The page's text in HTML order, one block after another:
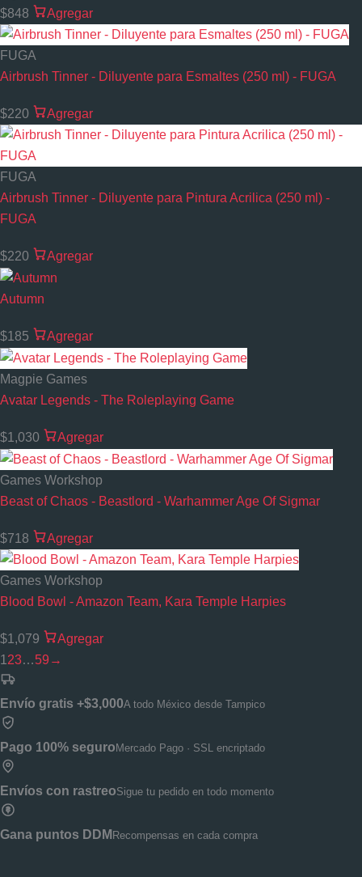
$848
Agregar
FUGA
Airbrush Tinner - Diluyente para Esmaltes (250 ml) - FUGA
$220 Agregar
FUGA
Airbrush Tinner - Diluyente para Pintura Acrilica (250 ml) -
FUGA
$220 Agregar
Autumn
$185 Agregar
Magpie Games
Avatar Legends - The Roleplaying Game
$1,030 Agregar
Games Workshop
Beast of Chaos - Beastlord - Warhammer Age Of Sigmar
$718 Agregar
Games Workshop
Blood Bowl - Amazon Team, Kara Temple Harpies
$1,079
Agregar
1 23…59 →
Envío gratis +$3,000A todo México desde Tampico
Pago 100% seguro Mercado Pago · SSL encriptado
Envíos con rastreoSigue tu pedido en todo momento
Gana puntos DDM Recompensas en cada compra